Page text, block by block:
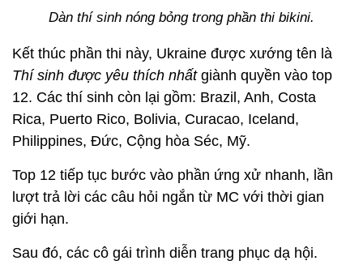
Dàn thí sinh nóng bỏng trong phần thi bikini.
Kết thúc phần thi này, Ukraine được xướng tên là
Thí sinh được yêu thích nhấtgiành quyền vào top
12. Các thí sinh còn lại gồm: Brazil, Anh, Costa
Rica, Puerto Rico, Bolivia, Curacao, Iceland,
Philippines, Đức, Cộng hòa Séc, Mỹ.
Top 12 tiếp tục bước vào phần ứng xử nhanh, lần
lượt trả lời các câu hỏi ngắn từ MC với thời gian
giới hạn.
Sau đó, các cô gái trình diễn trang phục dạ hội.